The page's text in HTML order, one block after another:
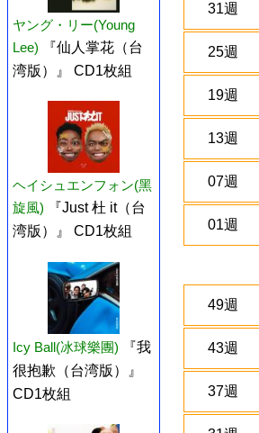
ヤング・リー(Young
Lee)
『仙人掌花（台
湾版）』 CD1枚組
ヘイシュエンフォン(黑
旋風)
『Just 杜 it（台
湾版）』 CD1枚組
Icy Ball(冰球樂團)
『我
很抱歉（台湾版）』
CD1枚組
31週
25週
19週
13週
07週
01週
49週
43週
37週